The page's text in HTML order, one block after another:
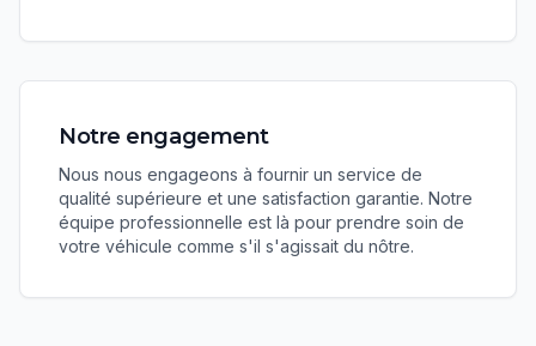
Notre engagement
Nous nous engageons à fournir un service de
qualité supérieure et une satisfaction garantie. Notre
équipe professionnelle est là pour prendre soin de
votre véhicule comme s'il s'agissait du nôtre.